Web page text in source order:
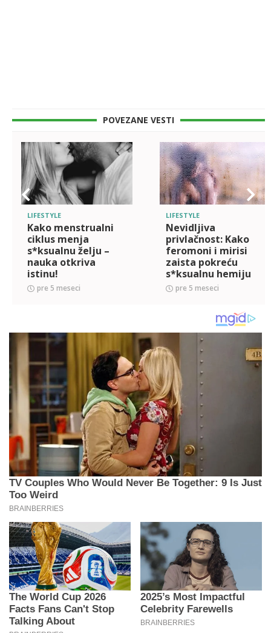
POVEZANE VESTI
LIFESTYLE
Kako menstrualni
ciklus menja
s*ksualnu želju –
nauka otkriva
istinu!
pre 5 meseci
LIFESTYLE
Nevidljiva
privlačnost: Kako
feromoni i mirisi
zaista pokreću
s*ksualnu hemiju
pre 5 meseci